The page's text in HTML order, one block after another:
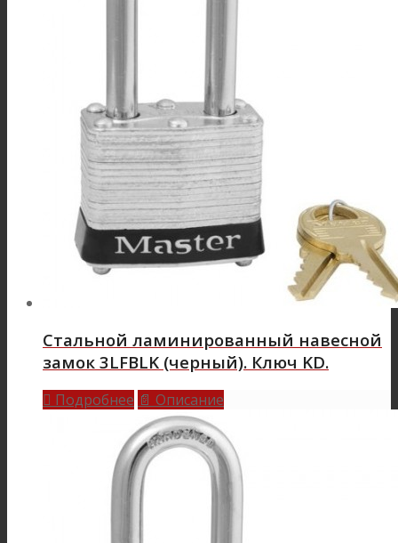
Стальной ламинированный навесной
замок 3LFBLK (черный). Ключ KD.
 Подробнее 📄 Описание